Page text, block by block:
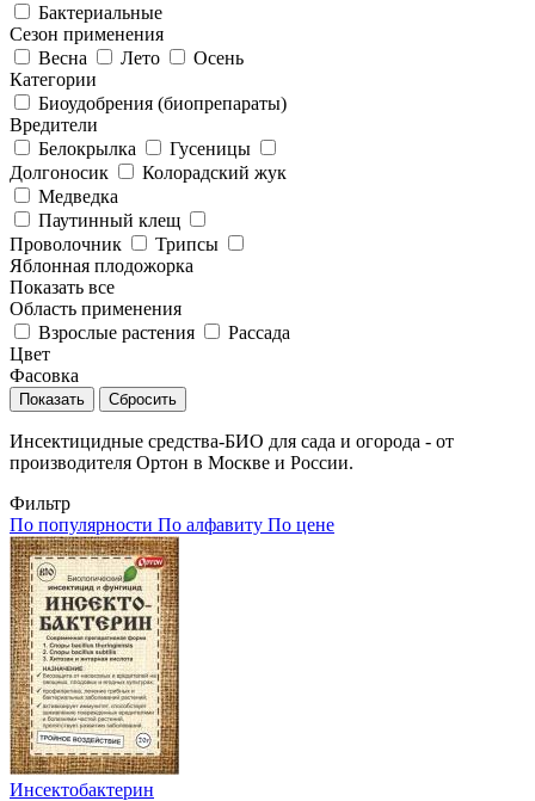
Бактериальные
Сезон применения
Весна
Лето
Осень
Категории
Биоудобрения (биопрепараты)
Вредители
Белокрылка
Гусеницы
Долгоносик
Колорадский жук
Медведка
Паутинный клещ
Проволочник
Трипсы
Яблонная плодожорка
Показать все
Область применения
Взрослые растения
Рассада
Цвет
Фасовка
Сбросить
Инсектицидные средства-БИО для сада и огорода - от
производителя Ортон в Москве и России.
Фильтр
По популярности По алфавиту По цене
Инсектобактерин